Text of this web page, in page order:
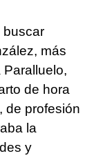
buscar
más
Paralluelo,
de hora
, de profesión
la
y